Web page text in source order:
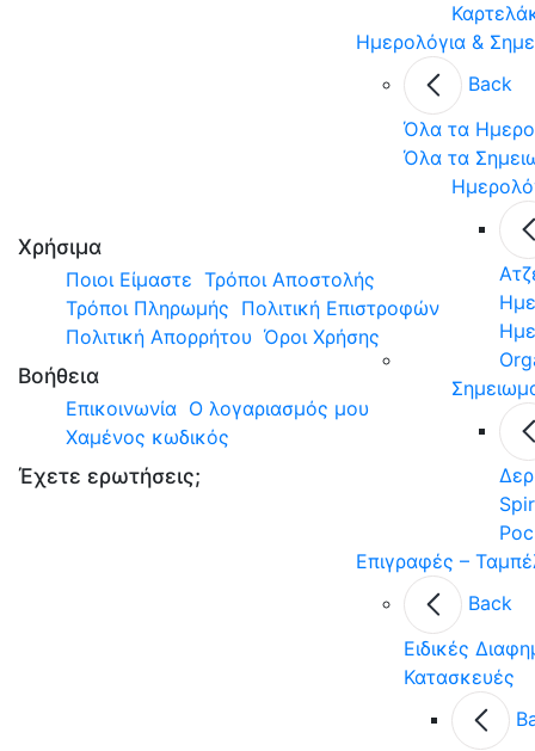
Ημερολόγια &
Back
Όλα τα
Όλα τα
Επιγραφές –
Back
Ειδικές
Κατασκευές
Χρήσιμα
Ποιοι Είμαστε Τρόποι Αποστολής
Τρόποι Πληρωμής Πολιτική Επιστροφών
Πολιτική Απορρήτου Όροι Χρήσης
Βοήθεια
Επικοινωνία Ο λογαριασμός μου
Χαμένος κωδικός
Έχετε ερωτήσεις;